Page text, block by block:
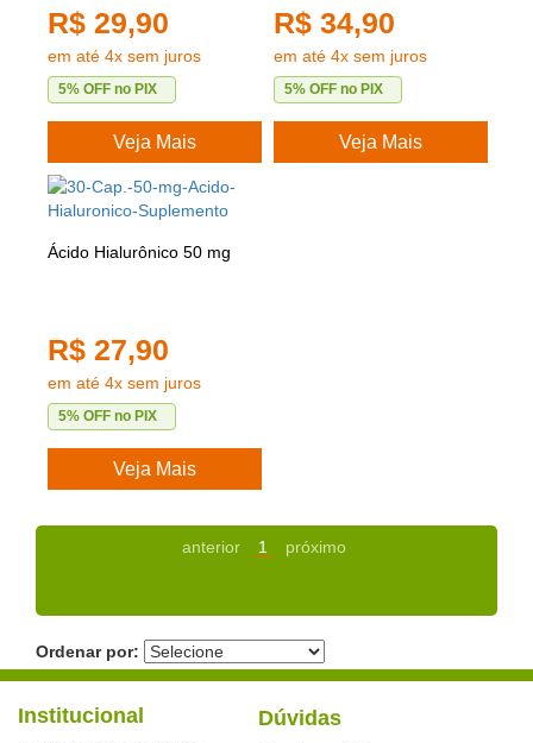
R$ 29,90
em até 4x sem juros
5% OFF no PIX
Veja Mais
R$ 34,90
em até 4x sem juros
5% OFF no PIX
Veja Mais
Ácido Hialurônico 50 mg
R$ 27,90
em até 4x sem juros
5% OFF no PIX
Veja Mais
anterior 1 próximo
Ordenar por:
Institucional Dúvidas